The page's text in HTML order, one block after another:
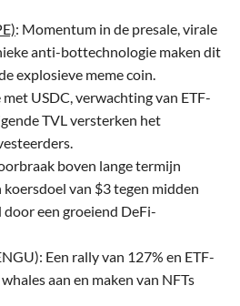
: Momentum in de presale, virale
anti-bottechnologie maken dit
explosieve meme coin.
USDC, verwachting van ETF-
TVL versterken het
boven lange termijn
van $3 tegen midden
een groeiend DeFi-
Een rally van 127% en ETF-
aan en maken van NFTs